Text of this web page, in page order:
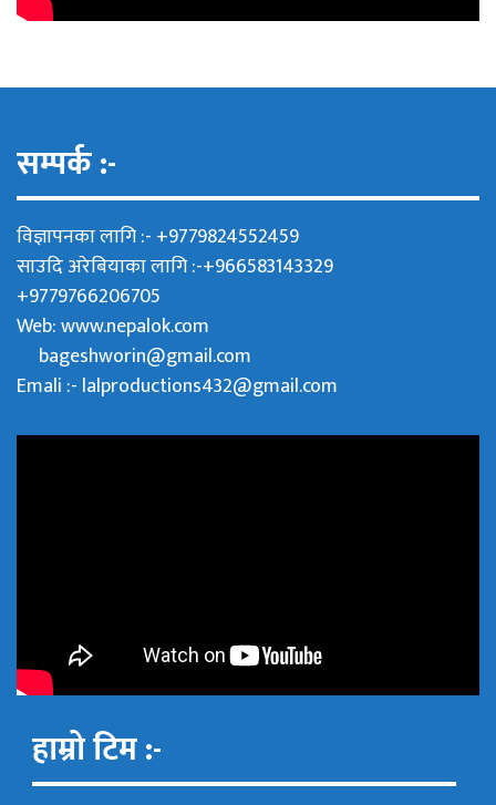
सम्पर्क :-
विज्ञापनका लागि :- +9779824552459
साउदि अरेबियाका लागि :-+966583143329
+9779766206705
Web:www.nepalok.com
bageshworin@gmail.com
Emali :- lalproductions432@gmail.com
हाम्रो टिम :-